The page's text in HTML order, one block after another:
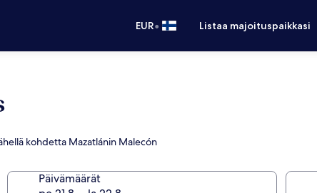
EUR• Listaa majoituspaikkasi
kohdetta Mazatlánin Malecón
Päivämäärät